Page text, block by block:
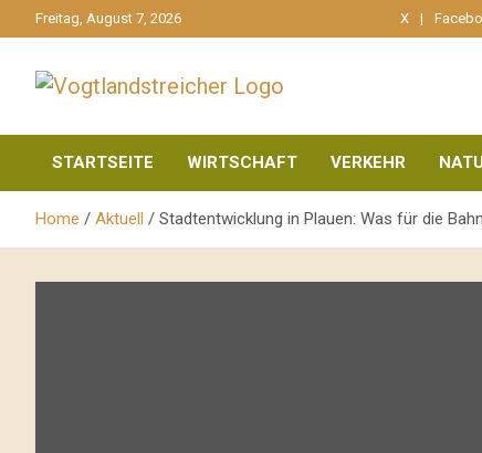
zum
Freitag, August 7, 2026 X
Vogtlandstreicher
STARTSEITE WIRTSCHAFT VERKEHR
Home Aktuell Stadtentwicklung in Plauen: Was für die